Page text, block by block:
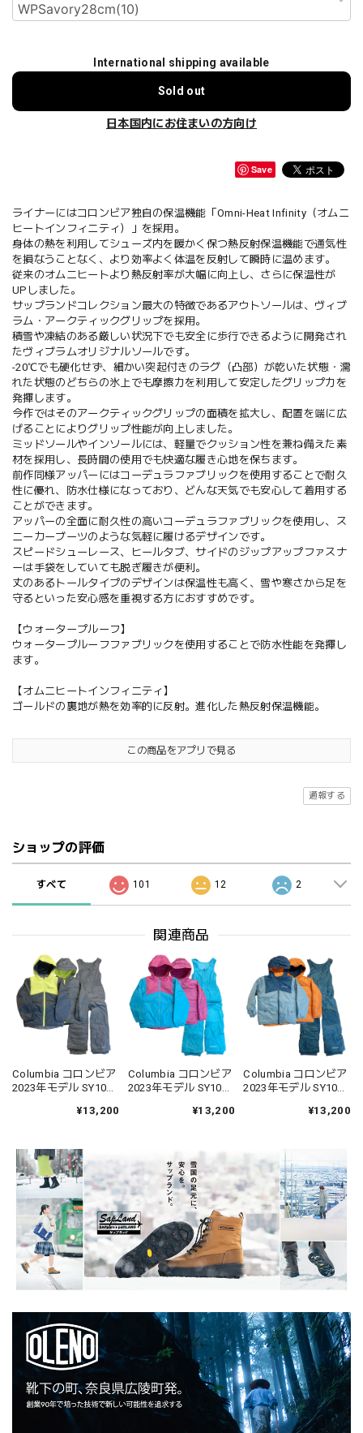
International shipping available
Sold out
日本国内にお住まいの方向け
Save
ライナーにはコロンビア独自の保温機能「Omni-Heat Infinity（オムニ
ヒートインフィニティ）」を採用。
身体の熱を利用してシューズ内を暖かく保つ熱反射保温機能で通気性
を損なうことなく、より効率よく体温を反射して瞬時に温めます。
従来のオムニヒートより熱反射率が大幅に向上し、さらに保温性が
UPしました。
サップランドコレクション最大の特徴であるアウトソールは、ヴィブ
ラム・アークティックグリップを採用。
積雪や凍結のある厳しい状況下でも安全に歩行できるように開発され
たヴィブラムオリジナルソールです。
-20℃でも硬化せず、細かい突起付きのラグ（凸部）が乾いた状態・濡
れた状態のどちらの氷上でも摩擦力を利用して安定したグリップ力を
発揮します。
今作ではそのアークティックグリップの面積を拡大し、配置を端に広
げることによりグリップ性能が向上しました。
ミッドソールやインソールには、軽量でクッション性を兼ね備えた素
材を採用し、長時間の使用でも快適な履き心地を保ちます。
前作同様アッパーにはコーデュラファブリックを使用することで耐久
性に優れ、防水仕様になっており、どんな天気でも安心して着用する
ことができます。
アッパーの全面に耐久性の高いコーデュラファブリックを使用し、ス
ニーカーブーツのような気軽に履けるデザインです。
スピードシューレース、ヒールタブ、サイドのジップアップファスナ
ーは手袋をしていても脱ぎ履きが便利。
丈のあるトールタイプのデザインは保温性も高く、雪や寒さから足を
守るといった安心感を重視する方におすすめです。
【ウォータープルーフ】
ウォータープルーフファブリックを使用することで防水性能を発揮し
ます。
【オムニヒートインフィニティ】
ゴールドの裏地が熱を効率的に反射。進化した熱反射保温機能。
この商品をアプリで見る
通報する
ショップの評価
すべて 101 12 2
関連商品
Columbia コロンビア
2023年モデル SY1093
ダブルフレークセッ
¥13,200
Columbia コロンビア
2023年モデル SY1093
ダブルフレークセッ
¥13,200
Columbia コロンビア
2023年モデル SY1093
ダブルフレークセッ
¥13,200